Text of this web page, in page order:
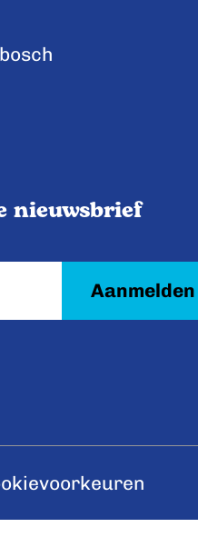
nieuwsbrief